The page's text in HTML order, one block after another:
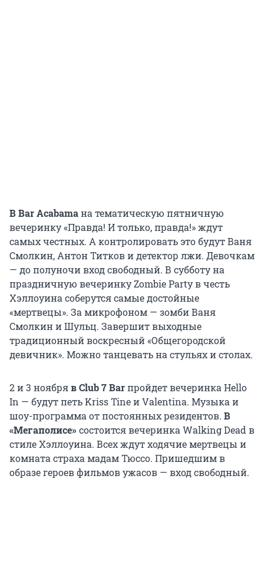
В Bar Acabamaна тематическую пятничную
вечеринку «Правда! И только, правда!» ждут
самых честных. А контролировать это будут Ваня
Смолкин, Антон Титков и детектор лжи. Девочкам
— до полуночи вход свободный. В субботу на
праздничную вечеринку Zombie Party в честь
Хэллоуина соберутся самые достойные
«мертвецы». За микрофоном — зомби Ваня
Смолкин и Шульц. Завершит выходные
традиционный воскресный «Общегородской
девичник». Можно танцевать на стульях и столах.
2 и 3 ноябряв Club 7 Barпройдет вечеринка Hello
In — будут петь Kriss Tine и Valentina. Музыка и
шоу-программа от постоянных резидентов. В
«Мегаполисе»состоится вечеринка Walking Dead в
стиле Хэллоуина. Всех ждут ходячие мертвецы и
комната страха мадам Тюссо. Пришедшим в
образе героев фильмов ужасов — вход свободный.